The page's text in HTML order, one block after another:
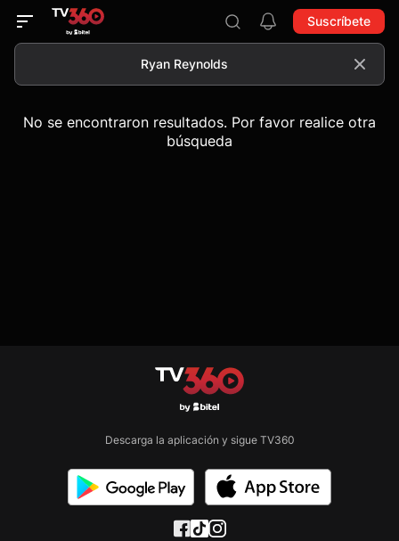
Suscríbete
No se encontraron resultados. Por favor realice otra
búsqueda
Descarga la aplicación y sigue TV360